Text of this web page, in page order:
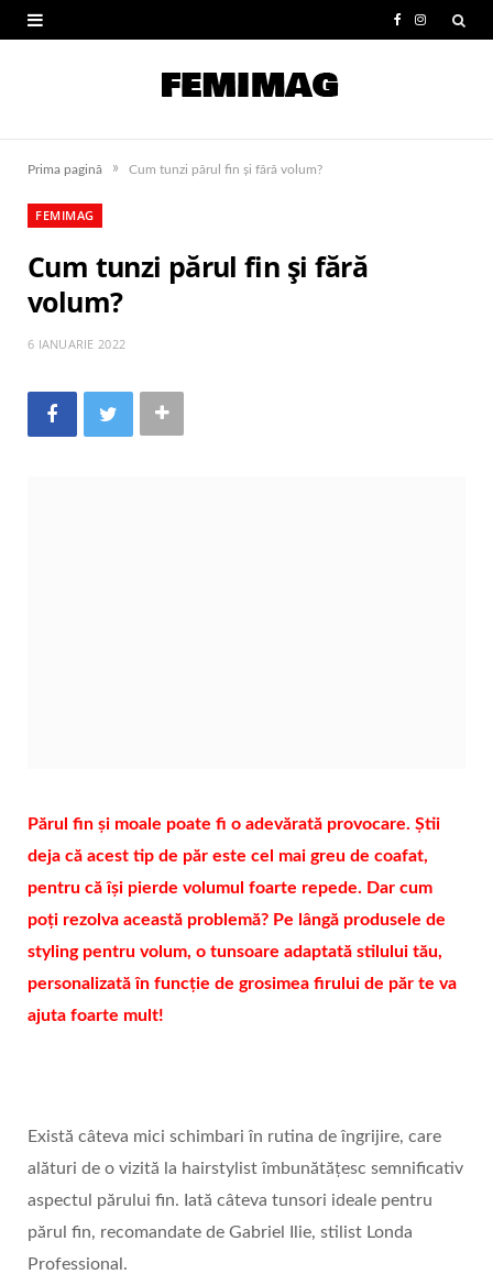
e
I
t
Prima pagină » Cum tunzi părul fin și fără volum?
FEMIMAG
Cum tunzi părul fin și fără
volum?
6 IANUARIE 2022
Părul fin și moale poate fi o adevărată provocare. Știi
deja că acest tip de păr este cel mai greu de coafat,
pentru că își pierde volumul foarte repede. Dar cum
poți rezolva această problemă? Pe lângă produsele de
styling pentru volum, o tunsoare adaptată stilului tău,
personalizată în funcție de grosimea firului de păr te va
ajuta foarte mult!
Există câteva mici schimbari în rutina de îngrijire, care
alături de o vizită la hairstylist îmbunătățesc semnificativ
aspectul părului fin. Iată câteva tunsori ideale pentru
părul fin, recomandate de Gabriel Ilie, stilist Londa
Professional.